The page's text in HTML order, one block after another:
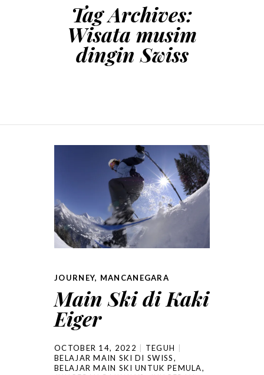
Tag Archives:
Wisata musim
dingin Swiss
JOURNEY, MANCANEGARA
Main Ski di Kaki
Eiger
OCTOBER 14, 2022
TEGUH
BELAJAR MAIN SKI DI SWISS,
BELAJAR MAIN SKI UNTUK PEMULA,